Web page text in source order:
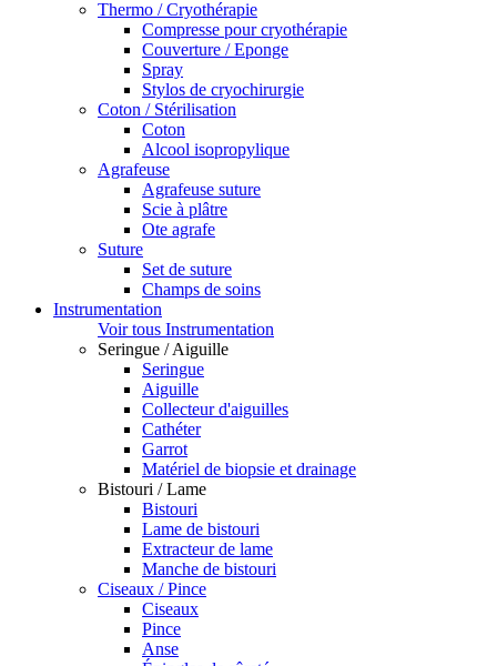
Thermo / Cryothérapie
Compresse pour cryothérapie
Couverture / Eponge
Spray
Stylos de cryochirurgie
Coton / Stérilisation
Coton
Alcool isopropylique
Agrafeuse
Agrafeuse suture
Scie à plâtre
Ote agrafe
Suture
Set de suture
Champs de soins
Instrumentation
Voir tous Instrumentation
Seringue / Aiguille
Seringue
Aiguille
Collecteur d'aiguilles
Cathéter
Garrot
Matériel de biopsie et drainage
Bistouri / Lame
Bistouri
Lame de bistouri
Extracteur de lame
Manche de bistouri
Ciseaux / Pince
Ciseaux
Pince
Anse